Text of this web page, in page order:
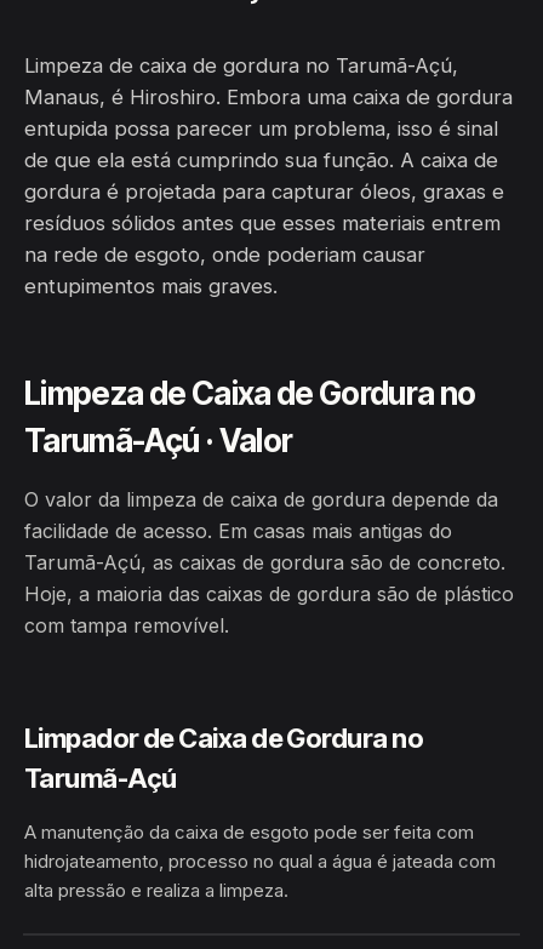
Limpeza de caixa de gordura no Tarumã-Açú,
Manaus, é Hiroshiro. Embora uma caixa de gordura
entupida possa parecer um problema, isso é sinal
de que ela está cumprindo sua função. A caixa de
gordura é projetada para capturar óleos, graxas e
resíduos sólidos antes que esses materiais entrem
na rede de esgoto, onde poderiam causar
entupimentos mais graves.
Limpeza de Caixa de Gordura no
Tarumã-Açú · Valor
O valor da limpeza de caixa de gordura depende da
facilidade de acesso. Em casas mais antigas do
Tarumã-Açú, as caixas de gordura são de concreto.
Hoje, a maioria das caixas de gordura são de plástico
com tampa removível.
Limpador de Caixa de Gordura no
Tarumã-Açú
A manutenção da caixa de esgoto pode ser feita com
hidrojateamento, processo no qual a água é jateada com
alta pressão e realiza a limpeza.
HIDROJATEAMENTO TARUMÃ-AÇÚ · MANAUS/AM